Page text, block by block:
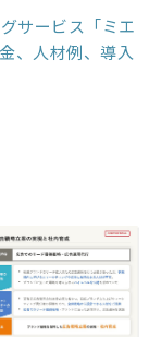
サービス「ミエ
、人材例、導入